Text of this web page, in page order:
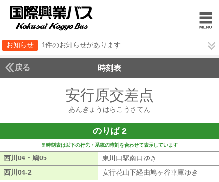
お知らせ 1件のお知らせがあります
戻る 時刻表
安行原交差点
あんぎょうはらこうさてん
のりば 2
※時刻表は以下の行先・系統の時刻を合わせて表示しています
西川04・鳩05 東川口駅南口ゆき
西川04-2
安行花山下経由鳩ヶ谷車庫ゆき